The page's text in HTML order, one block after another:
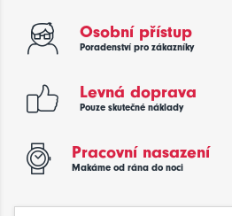
Osobní přístup
Poradenství pro zákazníky
Levná doprava
Pouze skutečné náklady
Pracovní nasazení
Makáme od rána do noci